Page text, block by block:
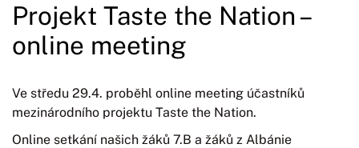
Projekt Taste the Nation –
online meeting
Ve středu 29.4. proběhl online meeting účastníků
mezinárodního projektu Taste the Nation.
Online setkání našich žáků 7.B a žáků z Albánie